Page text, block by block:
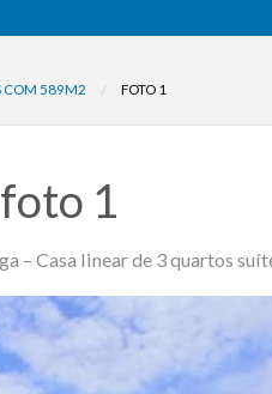
COM 589M2 FOTO 1
foto 1
– Casa linear de 3 quartos